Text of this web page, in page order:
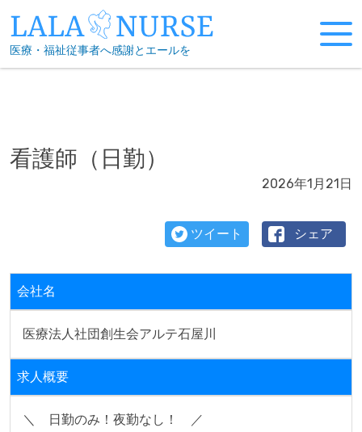
to
content
医療・福祉従事者へ感謝とエールを
看護師（日勤）
2026年1月21日
ツイート シェア
会社名
医療法人社団創生会アルテ石屋川
求人概要
＼　日勤のみ！夜勤なし！　／